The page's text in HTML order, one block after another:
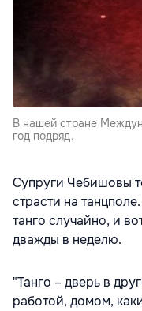
В нашей стране
год подряд.
Супруги Чебишовы
страсти на
танго случайно, и
дважды в неделю.
"Танго – дверь в
работой, домом,